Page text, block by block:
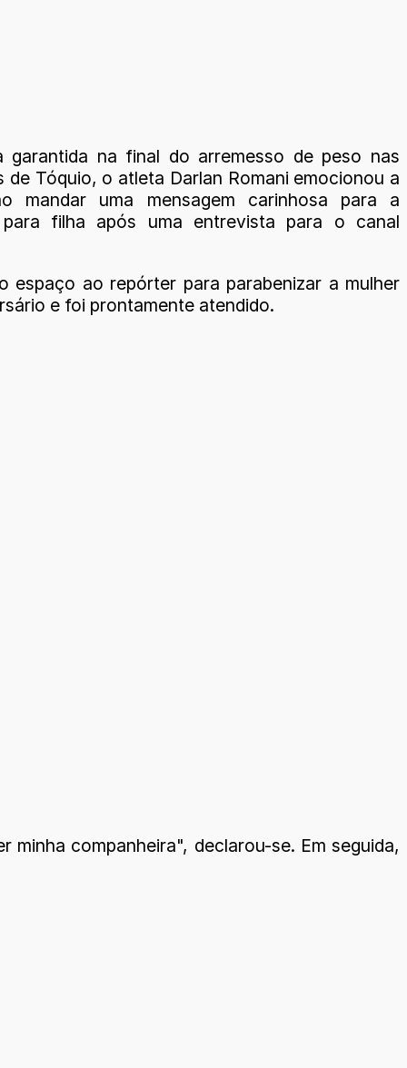
garantida na final do arremesso de peso nas
de Tóquio, o atleta Darlan Romani emocionou a
mandar uma mensagem carinhosa para a
filha após uma entrevista para o canal
espaço ao repórter para parabenizar a mulher
e foi prontamente atendido.
companheira", declarou-se. Em seguida,